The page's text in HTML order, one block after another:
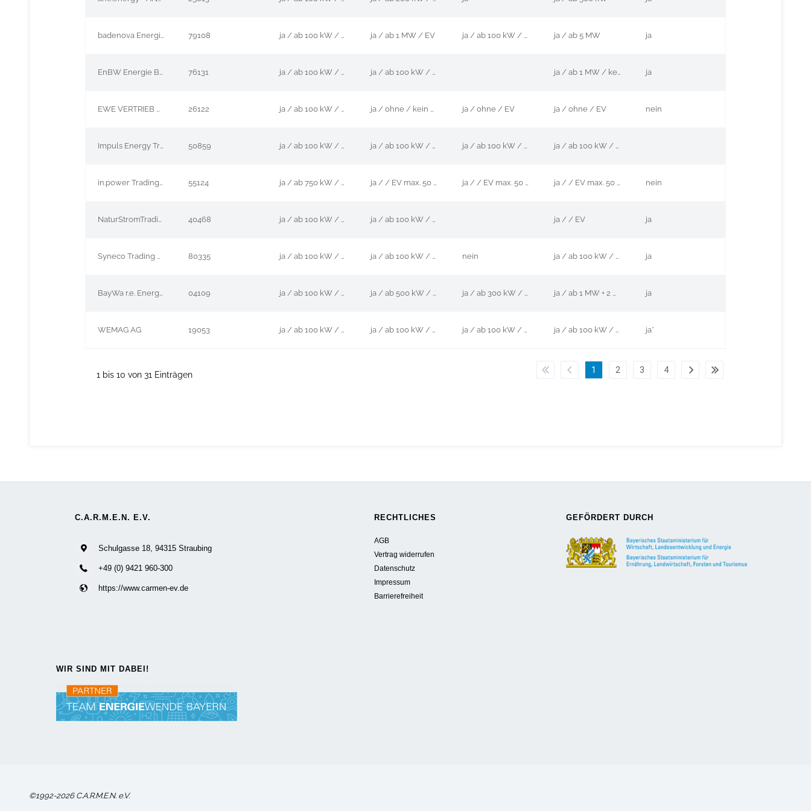
badenova Energie GmbH 79108 ja / ab 100 kW / EV ja / ab 1 MW / EV ja / ab 100 kW / kein EV ja / ab 5 MW ja
EnBW Energie Baden Württemberg AG 76131 ja / ab 100 kW / EV ja / ab 100 kW / EV ja / ab 1 MW / kein EV ja
EWE VERTRIEB GmbH 26122 ja / ab 100 kW / EV ja / ohne / kein EV ja / ohne / EV ja / ohne / EV nein
Impuls Energy Trading GmbH 50859 ja / ab 100 kW / EV ja / ab 100 kW / EV ja / ab 100 kW / EV ja / ab 100 kW / EV
in.power Trading GmbH 55124 ja / ab 750 kW / EV max. 50 % ja / / EV max. 50 % ja / / EV max. 50 % ja / / EV max. 50 % nein
NaturStromTrading GmbH 40468 ja / ab 100 kW / EV ja / ab 100 kW / EV ja / / EV ja
Syneco Trading GmbH 80335 ja / ab 100 kW / EV ja / ab 100 kW / EV nein ja / ab 100 kW / EV ja
BayWa r.e. Energy Trading GmbH 04109 ja / ab 100 kW / EV ja / ab 500 kW / EV ja / ab 300 kW / EV ja / ab 1 MW + 2 MWh / EV ja
WEMAG AG 19053 ja / ab 100 kW / EV ja / ab 100 kW / EV ja / ab 100 kW / EV ja / ab 100 kW / EV ja*
1 bis 10 von 31 Einträgen 1 2 3 4
C.A.R.M.E.N. E.V.
Schulgasse 18, 94315 Straubing
+49 (0) 9421 960-300
https://www.carmen-ev.de
RECHTLICHES
AGB
Vertrag widerrufen
Datenschutz
Impressum
Barrierefreiheit
GEFÖRDERT DURCH
WIR SIND MIT DABEI!
©1992-2026 C.A.R.M.E.N. e.V.